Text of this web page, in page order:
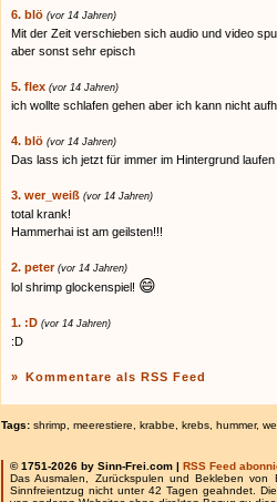
6. blö (vor 14 Jahren)
Mit der Zeit verschieben sich audio und video
aber sonst sehr episch
5. flex (vor 14 Jahren)
ich wollte schlafen gehen aber ich kann nicht
4. blö (vor 14 Jahren)
Das lass ich jetzt für immer im Hintergrund laufen
3. wer_weiß (vor 14 Jahren)
total krank!
Hammerhai ist am geilsten!!!
2. peter (vor 14 Jahren)
lol shrimp glockenspiel! 😄
1. :D (vor 14 Jahren)
:D
» Kommentare als RSS Feed
Tags: shrimp meerestiere krabbe krebs hummer,
© 1751-2026 by Sinn-Frei.com | RSS Feed
Das Ausmalen, Zurückspulen und Bekleben
Sinnfreientzug nicht unter 42 Tagen geahndet.